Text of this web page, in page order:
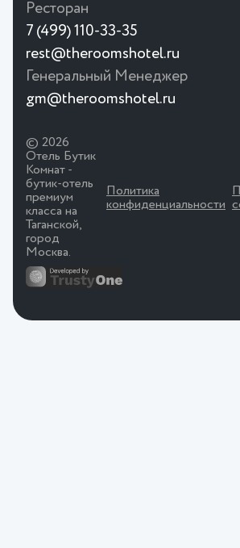
Ресторан
7 (499) 110-33-35
rest@theroomshotel.ru
Генеральный Менеджер
gm@theroomshotel.ru
© 2026
Отель Бутик
Комнат -
бутик-отель
премиум
класса на
Таганской,
город
Москва.
Политика
конфиденциальности